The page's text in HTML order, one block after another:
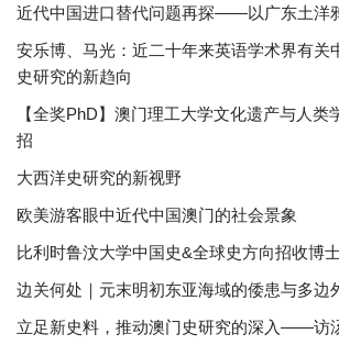
近代中国进口替代问题再探——以广东土洋
安乐博、马光：近二十年来英语学术界有关
史研究的新趋向
【全奖PhD】澳门理工大学文化遗产与人类
招
大西洋史研究的新视野
欧美游客眼中近代中国澳门的社会景象
比利时鲁汶大学中国史&全球史方向招收博
边关何处｜元末明初东亚海域的倭患与多边
立足新史料，推动澳门史研究的深入——访